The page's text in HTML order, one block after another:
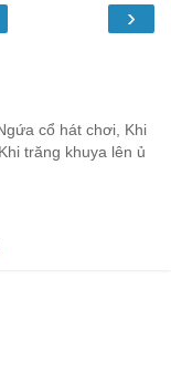
›
cổ hát chơi, Khi
trăng khuya lên ủ